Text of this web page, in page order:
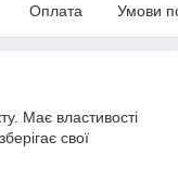
Оплата Умови
Має властивості
свої